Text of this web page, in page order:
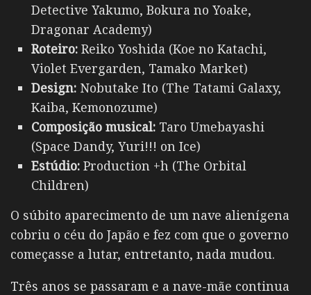
Detective Yakumo, Bokura no Yoake,
Dragonar Academy)
Roteiro: Reiko Yoshida (Koe no Katachi,
Violet Evergarden, Tamako Market)
Design: Nobutake Ito (The Tatami Galaxy,
Kaiba, Kemonozume)
Composição musical: Taro Umebayashi
(Space Dandy, Yuri!!! on Ice)
Estúdio: Production +h (The Orbital
Children)
O súbito aparecimento de um nave alienígena
cobriu o céu do Japão e fez com que o governo
começasse a lutar, entretanto, nada mudou.
Três anos se passaram e a nave-mãe continua